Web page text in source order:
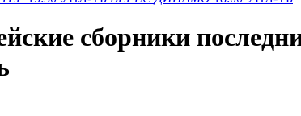
сборники